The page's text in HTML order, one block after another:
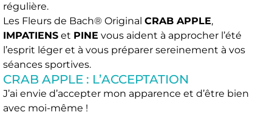
régulière.
Les Fleurs de Bach® Original CRAB APPLE,
IMPATIENS et PINE vous aident à approcher l’été
l’esprit léger et à vous préparer sereinement à vos
séances sportives.
CRAB APPLE : L’ACCEPTATION
J’ai envie d’accepter mon apparence et d’être bien
avec moi-même !